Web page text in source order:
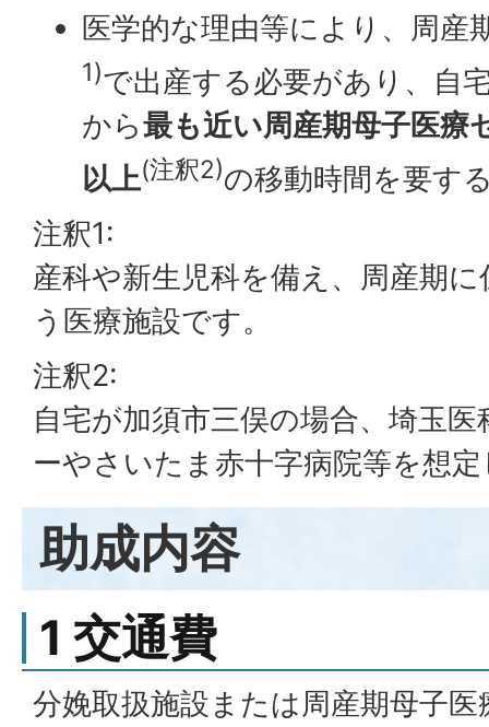
医学的な理由等により、周産
1)で出産する必要があり、自
から最も近い周産期母子医
以上(注釈2)の移動時間を要す
注釈1:
産科や新生児科を備え、周産期
う医療施設です。
注釈2:
自宅が加須市三俣の場合、埼玉
ーやさいたま赤十字病院等を想
助成内容
1 交通費
分娩取扱施設または周産期母子